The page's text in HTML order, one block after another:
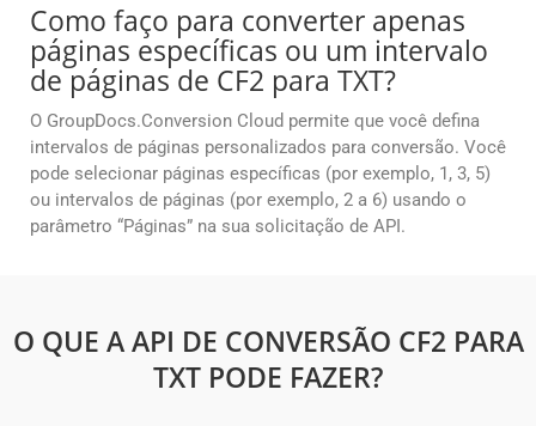
Como faço para converter apenas
páginas específicas ou um intervalo
de páginas de CF2 para TXT?
O GroupDocs.Conversion Cloud permite que você defina
intervalos de páginas personalizados para conversão. Você
pode selecionar páginas específicas (por exemplo, 1, 3, 5)
ou intervalos de páginas (por exemplo, 2 a 6) usando o
parâmetro “Páginas” na sua solicitação de API.
O QUE A API DE CONVERSÃO CF2 PARA
TXT PODE FAZER?